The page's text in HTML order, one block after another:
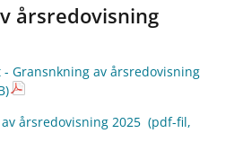
årsredovisning
Gransnkning av årsredovisning
årsredovisning 2025 (pdf-fil,